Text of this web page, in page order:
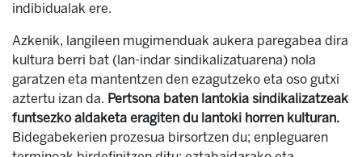
indibidualak ere.
Azkenik, langileen mugimenduak aukera paregabea dira
kultura berri bat (lan-indar sindikalizatuarena) nola
garatzen eta mantentzen den ezagutzeko eta oso gutxi
aztertu izan da. Pertsona baten lantokia sindikalizatzeak
funtsezko aldaketa eragiten du lantoki horren kulturan.
Bidegabekerien prozesua birsortzen du; enpleguaren